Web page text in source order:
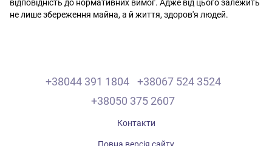
відповідність до нормативних вимог. Адже від цього залежить
не лише збереження майна, а й життя, здоров'я людей.
+38044 391 1804
+38067 524 3524
+38050 375 2607
Контакти
Повна версія сайту